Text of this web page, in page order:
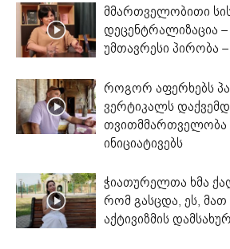
მმართველობითი
დეცენტრალიზაცია
უმთავრესი პირობა
როგორ აფერხებს
ვერტიკალს
ინიციატივებს
ჭიათურელთა ხმა
რომ გასცდა, ეს,
აქტივიზმის